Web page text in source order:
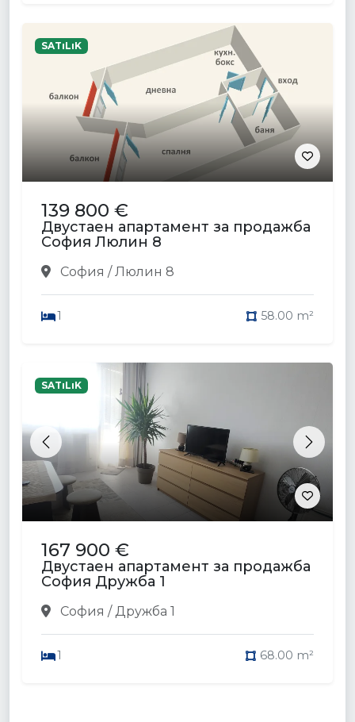
SATıLıK
139 800 €
Двустаен апартамент за продажба
София Люлин 8
София / Люлин 8
1 58.00 m²
Previous Next
SATıLıK
167 900 €
Двустаен апартамент за продажба
София Дружба 1
София / Дружба 1
1 68.00 m²